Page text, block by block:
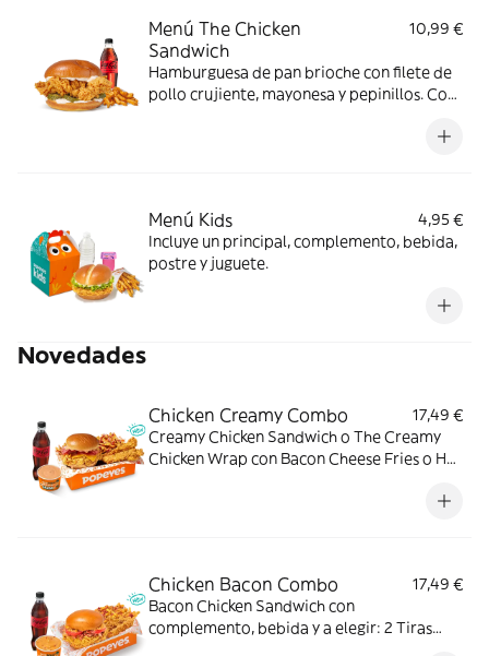
Menú The Chicken
Sandwich
10,99 €
Hamburguesa de pan brioche con filete de
pollo crujiente, mayonesa y pepinillos. Con
Menú Kids
4,95 €
Incluye un principal, complemento, bebida,
postre y juguete.
Novedades
Chicken Creamy Combo
17,49 €
Creamy Chicken Sandwich o The Creamy
Chicken Wrap con Bacon Cheese Fries o Hot
Chicken Bacon Combo
17,49 €
Bacon Chicken Sandwich con
complemento, bebida y a elegir: 2 Tiras